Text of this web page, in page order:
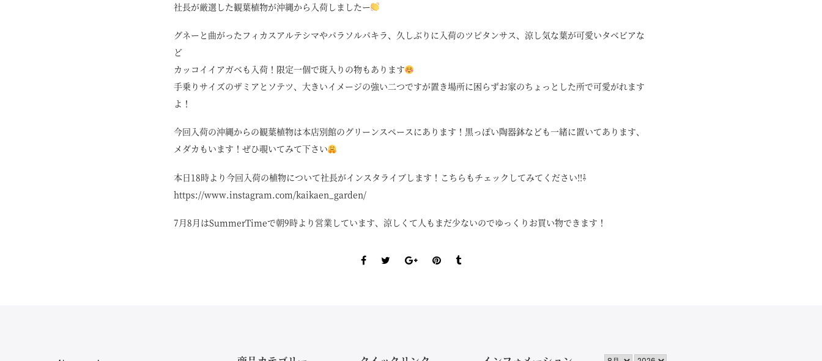
社長が厳選した観葉植物が沖縄から入荷しましたー
グネーと曲がったフィカスアルテシマやパラソルパキラ、久しぶりに入荷のツピタンサス、涼し気な葉が可愛いタベビアな
ど
カッコイイアガベも入荷！限定一個で斑入りの物もあります
手乗りサイズのザミアとソテツ、大きいイメージの強い二つですが置き場所に困らずお家のちょっとした所で可愛がれます
よ！
今回入荷の沖縄からの観葉植物は本店別館のグリーンスペースにあります！黒っぽい陶器鉢なども一緒に置いてあります、
メダカもいます！ぜひ覗いてみて下さい
本日18時より今回入荷の植物について社長がインスタライブします！こちらもチェックしてみてください!!⇩
https://www.instagram.com/kaikaen_garden/
7月8月はSummerTimeで朝9時より営業しています、涼しくて人もまだ少ないのでゆっくりお買い物できます！